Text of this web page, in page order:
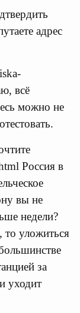
адрес
всё
можно не
Россия в
вы не
недели?
то уложиться
за
уходит